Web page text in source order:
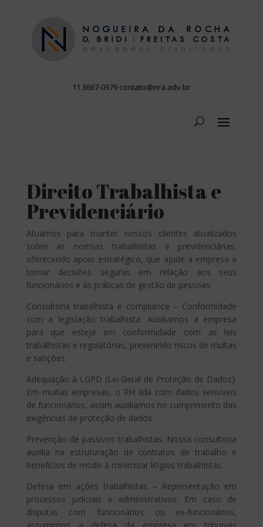
11 3667-0379 contato@nra.adv.br
Direito Trabalhista e
Previdenciário
Atuamos para manter nossos clientes atualizados
sobre as normas trabalhistas e previdenciárias,
oferecendo apoio estratégico, que ajude a empresa a
tomar decisões seguras em relação aos seus
funcionários e às práticas de gestão de pessoas.
Consultoria trabalhista e compliance – Conformidade
com a legislação trabalhista: Auxiliamos a empresa
para que esteja em conformidade com as leis
trabalhistas e regulatórias, prevenindo riscos de multas
e sanções.
Adequação à LGPD (Lei Geral de Proteção de Dados):
Em muitas empresas, o RH lida com dados sensíveis
de funcionários, assim auxiliamos no cumprimento das
exigências de proteção de dados.
Prevenção de passivos trabalhistas: Nossa consultoria
auxilia na estruturação de contratos de trabalho e
benefícios de modo a minimizar litígios trabalhistas.
Defesa em ações trabalhistas – Representação em
processos judiciais e administrativos: Em caso de
disputas com funcionários ou ex-funcionários,